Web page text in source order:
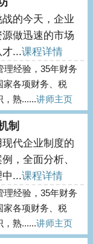
的今天，企业
做迅速的市场
才...课程详情
理经验，35年财务
家各项财务、税
，熟......讲师主页
制
代企业制度的
，全面分析、
中...课程详情
理经验，35年财务
家各项财务、税
，熟......讲师主页